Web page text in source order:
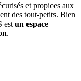
et propices aux
des tout-petits. Bien
est un espace
.